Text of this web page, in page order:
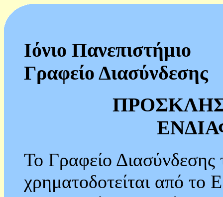
Ιόνιο Πανεπιστήμιο
Γραφείο Διασύνδεσης
Το Γραφείο Διασύνδεσης
χρηματοδοτείται από το